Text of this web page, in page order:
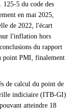
5 du code des
en mai 2025,
de 2022, l'écart
l'inflation hors
du rapport
point PMI, finalement
de calcul du point de
indiciaire (ITB-GI)
atteindre 18